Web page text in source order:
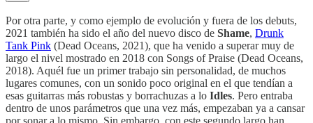
Por otra parte, y como ejemplo de evolución y fuera de los debuts,
2021 también ha sido el año del nuevo disco de Shame, Drunk
Tank Pink (Dead Oceans, 2021), que ha venido a superar muy de
largo el nivel mostrado en 2018 con Songs of Praise (Dead Oceans,
2018). Aquél fue un primer trabajo sin personalidad, de muchos
lugares comunes, con un sonido poco original en el que tendían a
esas guitarras más robustas y borrachuzas a lo Idles. Pero entraba
dentro de unos parámetros que una vez más, empezaban ya a cansar